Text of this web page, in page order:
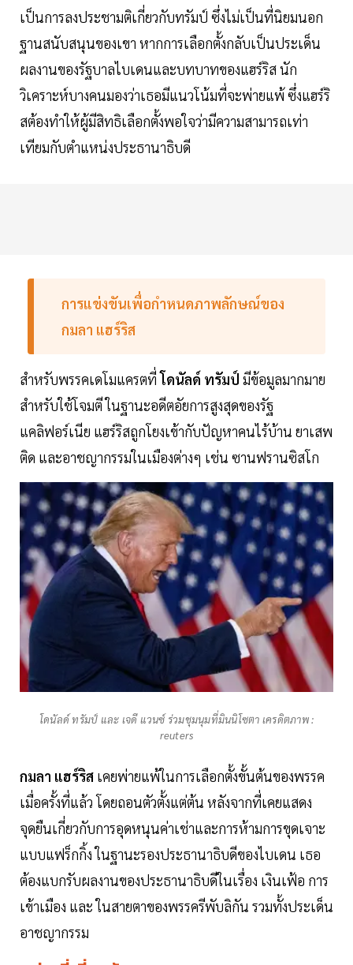
เป็นการลงประชามติเกี่ยวกับทรัมป์ ซึ่งไม่เป็นที่นิยมนอก
ฐานสนับสนุนของเขา หากการเลือกตั้งกลับเป็นประเด็น
ผลงานของรัฐบาลไบเดนและบทบาทของแฮร์ริส นัก
วิเคราะห์บางคนมองว่าเธอมีแนวโน้มที่จะพ่ายแพ้ ซึ่งแฮร์ริ
สต้องทำให้ผู้มีสิทธิเลือกตั้งพอใจว่ามีความสามารถเท่า
เทียมกับตำแหน่งประธานาธิบดี
การแข่งขันเพื่อกำหนดภาพลักษณ์ของ
กมลา แฮร์ริส
สำหรับพรรคเดโมแครตที่โดนัลด์ ทรัมป์ มีข้อมูลมากมาย
สำหรับใช้โจมตี ในฐานะอดีตอัยการสูงสุดของรัฐ
แคลิฟอร์เนีย แฮร์ริสถูกโยงเข้ากับปัญหาคนไร้บ้าน ยาเสพ
ติด และอาชญากรรมในเมืองต่างๆ เช่น ซานฟรานซิสโก
โดนัลด์ ทรัมป์ และ เจดี แวนซ์ ร่วมชุมนุมที่มินนิโซตา เครดิตภาพ :
reuters
กมลา แฮร์ริส เคยพ่ายแพ้ในการเลือกตั้งขั้นต้นของพรรค
เมื่อครั้งที่แล้ว โดยถอนตัวตั้งแต่ต้น หลังจากที่เคยแสดง
จุดยืนเกี่ยวกับการอุดหนุนค่าเช่าและการห้ามการขุดเจาะ
แบบแฟร็กกิ้ง ในฐานะรองประธานาธิบดีของไบเดน เธอ
ต้องแบกรับผลงานของประธานาธิบดีในเรื่อง เงินเฟ้อ การ
เข้าเมือง และ ในสายตาของพรรครีพับลิกัน รวมทั้งประเด็น
อาชญากรรม